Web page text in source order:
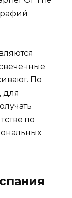
По
для
по